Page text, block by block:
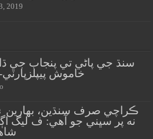
2019
سنڌ جي پاڻي تي پنجاب جي
خاموش
ڪراچي صرف سنڌين، بهارين ۽
نه پر سڀني جو آهي: ف ليگ